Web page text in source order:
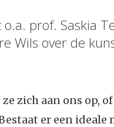
prof. Saskia
Wils over de
zich aan ons op,
er een ideale